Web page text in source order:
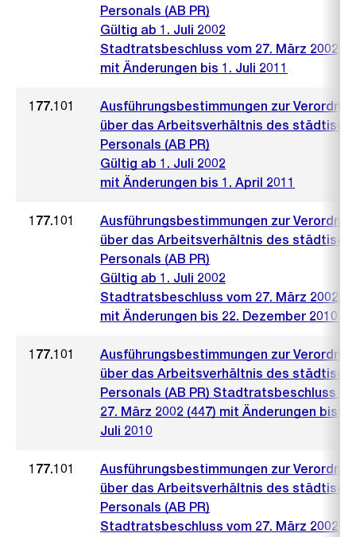
Personals (AB PR)
Gültig ab 1. Juli 2002
Stadtratsbeschluss vom 27. März 2002
mit Änderungen bis 1. Juli 2011
177.101
Ausführungsbestimmungen zur
über das Arbeitsverhältnis des
Personals (AB PR)
Gültig ab 1. Juli 2002
mit Änderungen bis 1. April 2011
177.101
Ausführungsbestimmungen zur
über das Arbeitsverhältnis des
Personals (AB PR)
Gültig ab 1. Juli 2002
Stadtratsbeschluss vom 27. März 2002
mit Änderungen bis 22. Dezember 2010
177.101
Ausführungsbestimmungen zur
über das Arbeitsverhältnis des
Personals (AB PR) Stadtratsbeschluss
27. März 2002 (447) mit Änderungen bis
Juli 2010
177.101
Ausführungsbestimmungen zur
über das Arbeitsverhältnis des
Personals (AB PR)
Stadtratsbeschluss vom 27. März 2002